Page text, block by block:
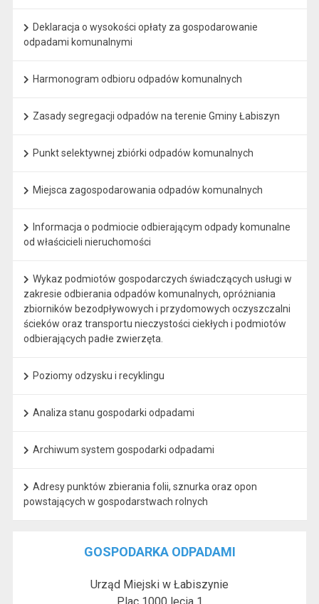
Deklaracja o wysokości opłaty za gospodarowanie
odpadami komunalnymi
Harmonogram odbioru odpadów komunalnych
Zasady segregacji odpadów na terenie Gminy Łabiszyn
Punkt selektywnej zbiórki odpadów komunalnych
Miejsca zagospodarowania odpadów komunalnych
Informacja o podmiocie odbierającym odpady komunalne
od właścicieli nieruchomości
Wykaz podmiotów gospodarczych świadczących usługi w
zakresie odbierania odpadów komunalnych, opróżniania
zbiorników bezodpływowych i przydomowych oczyszczalni
ścieków oraz transportu nieczystości ciekłych i podmiotów
odbierających padłe zwierzęta.
Poziomy odzysku i recyklingu
Analiza stanu gospodarki odpadami
Archiwum system gospodarki odpadami
Adresy punktów zbierania folii, sznurka oraz opon
powstających w gospodarstwach rolnych
GOSPODARKA ODPADAMI
Urząd Miejski w Łabiszynie